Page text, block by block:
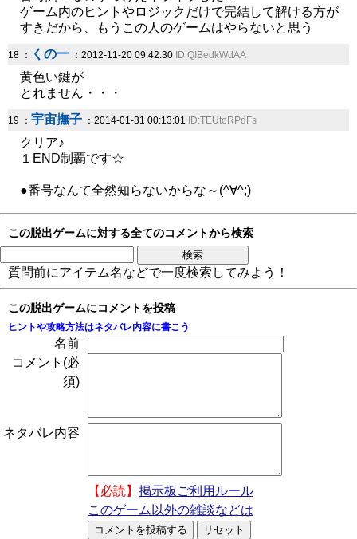
ゲーム内のヒントやロジックだけで完結して解ける方が
すきだから、もうこの人のゲームはやらないと思う
18 ： くの一 ：2012-11-20 09:42:30 ID:QIBedkWdAA
黄色い鍵が
とれません・・・
19 ： 宇宙撫子 ：2014-01-31 00:13:01 ID:TEUtoRPdFs
クリア♪
１END制覇です☆
●番号なんて全然知らないからな～(^∀^;)
この脱出ゲームに対する全てのコメントから検索
質問前にアイテム名などで一度検索してみよう！
この脱出ゲームにコメントを投稿
ヒントや攻略方法はネタバレ内容に書こう
名前
コメント(必
須)
ネタバレ内容
【必読】 掲示板ご利用ルール
このゲーム以外の雑談などは